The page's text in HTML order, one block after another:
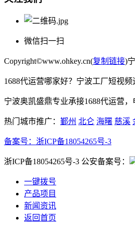
微信扫一扫
Copyright©www.ohkey.cn(复制链接)
1688代运营哪家好？宁波工厂短视
宁波奥凯盛鼎专业承接1688代运营，
热门城市推广： 鄞州 北仑 海曙 慈溪
备案号： 浙ICP备18054265号-3
浙ICP备18054265号-3 公安备案号：
一键拨号
产品项目
新闻资讯
返回首页